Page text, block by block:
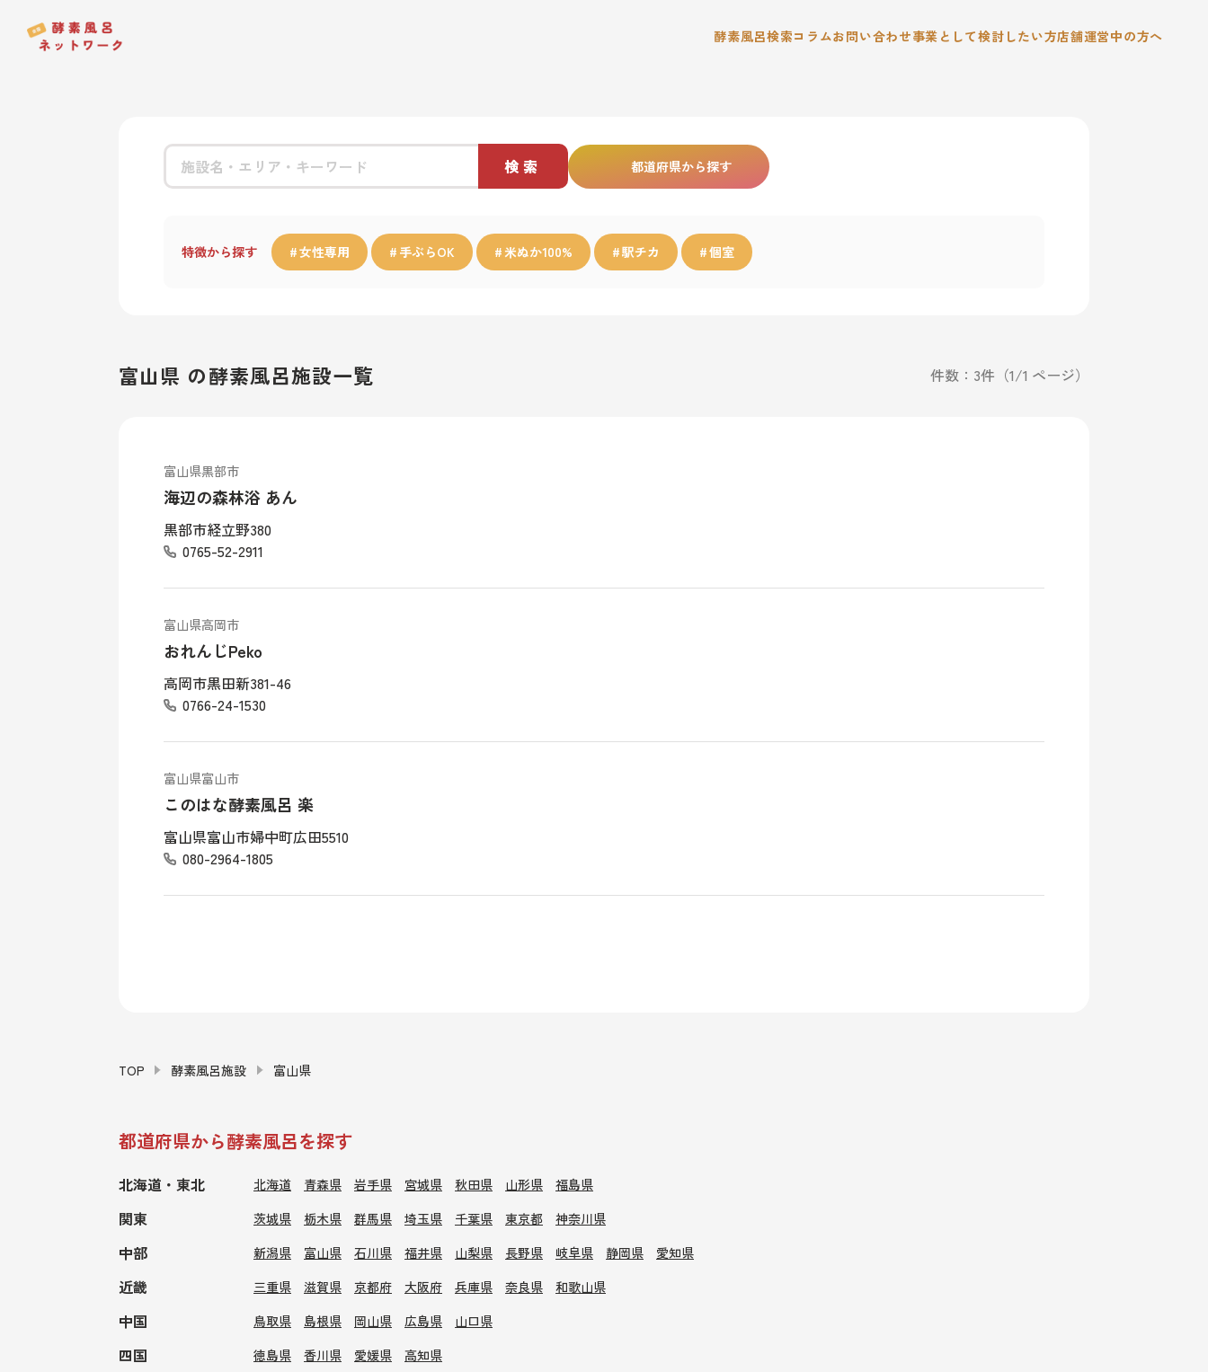
酵素風呂検索コラムお問い合わせ事業として検討したい方店舗運営中の方へ
検索 都道府県から探す
特徴から探す 女性専用 手ぶらOK 米ぬか100% 駅チカ 個室
富山県 の酵素風呂施設一覧 件数：3件（1/1 ページ）
富山県黒部市
海辺の森林浴 あん
黒部市経立野380
0765-52-2911
富山県高岡市
おれんじPeko
高岡市黒田新381-46
0766-24-1530
富山県富山市
このはな酵素風呂 楽
富山県富山市婦中町広田5510
080-2964-1805
TOP 酵素風呂施設 富山県
都道府県から酵素風呂を探す
北海道・東北 北海道 青森県 岩手県 宮城県 秋田県 山形県 福島県
関東 茨城県 栃木県 群馬県 埼玉県 千葉県 東京都 神奈川県
中部 新潟県 富山県 石川県 福井県 山梨県 長野県 岐阜県 静岡県 愛知県
近畿 三重県 滋賀県 京都府 大阪府 兵庫県 奈良県 和歌山県
中国 鳥取県 島根県 岡山県 広島県 山口県
四国 徳島県 香川県 愛媛県 高知県